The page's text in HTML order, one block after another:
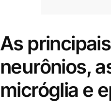
As
neurônios,
micróglia e